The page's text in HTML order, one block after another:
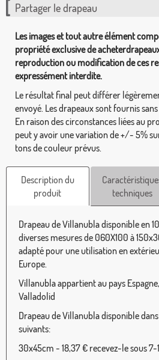
Partager le drapeau
Les images et tout autre élément
propriété exclusive de
reproduction ou modification de ces
expressément interdite.
Le résultat final peut différer
envoyé. Les drapeaux sont fournis
En raison des circonstances liées au
peut y avoir une variation de +/- 5%
tons de couleur prévus.
Description du
produit
techniques
Drapeau de Villanubla disponible en
diverses mesures de 060X100 à
adapté pour une utilisation en
Europe.
Villanubla appartient au pays
Valladolid
Drapeau de Villanubla disponible
suivants:
30x45cm - 18,37 € recevez-le sous 7-